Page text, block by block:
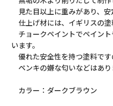
見た目以上に重みがあり、安
仕上げ材には、イギリスの
チョークペイントでペイン
います。
優れた安全性を持つ塗料です
ペンキの嫌な匂いなどはあり
カラー：ダークブラウン